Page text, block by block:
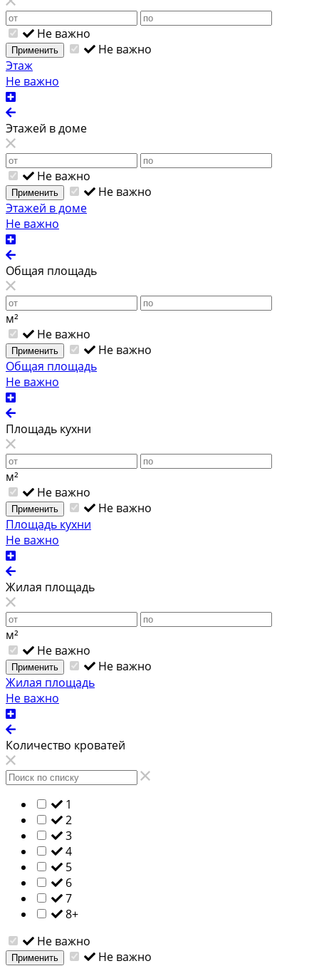
Не важно
Применить
Не важно
Этаж
Не важно
Этажей в доме
Не важно
Применить
Не важно
Этажей в доме
Не важно
Общая площадь
м²
Не важно
Применить
Не важно
Общая площадь
Не важно
Площадь кухни
м²
Не важно
Применить
Не важно
Площадь кухни
Не важно
Жилая площадь
м²
Не важно
Применить
Не важно
Жилая площадь
Не важно
Количество кроватей
1
2
3
4
5
6
7
8+
Не важно
Применить
Не важно